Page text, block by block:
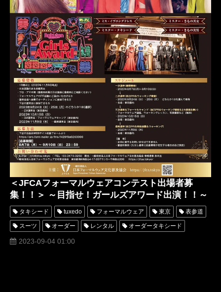
ミスコン フォーマルウェアコンテスト 観月ありさ
テリー伊藤 ミラノコレクション MILANOFASHIONWEEK
楽天ファッションウィーク東京 ランウェイ 2023
板野友美 準グランプリ ミスターコン
ミラノファッションウィーク ガールズアワード 楽天
RAKUTEN
＜JFCAフォーマルウェアコンテスト出場者募
集！！＞ ～目指せ！ガールズアワード出演！！～
タキシード tuxedo フォーマルウェア 東京 表参道
スーツ オーダー レンタル オーダータキシード
レンタルタキシード
2023-09-04 01:00